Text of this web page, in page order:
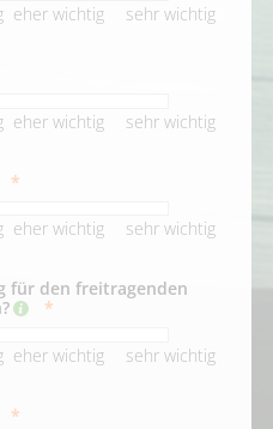
eher wichtig sehr wichtig
eher wichtig sehr wichtig
eher wichtig sehr wichtig
für den freitragenden
eher wichtig sehr wichtig